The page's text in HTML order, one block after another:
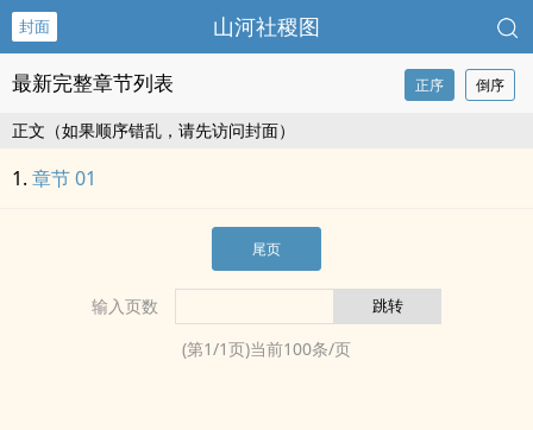
封面 山河社稷图
最新完整章节列表 正序 倒序
正文（如果顺序错乱，请先访问封面）
章节 01
尾页
输入页数
(第1/1页)当前100条/页